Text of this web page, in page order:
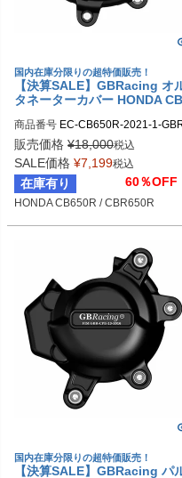
国内在庫分限りの超特価販売！
【決算SALE】GBRacing オ
タネーターカバー HONDA
商品番号 EC-CB650R-2021-1-
gbr_EC-CB650R-2021-1-GBR
販売価格 ¥18,000税込
SALE価格 ¥7,199税込
在庫有り 60％OFF
HONDA CB650R / CBR650R
国内在庫分限りの超特価販売！
【決算SALE】GBRacing パ